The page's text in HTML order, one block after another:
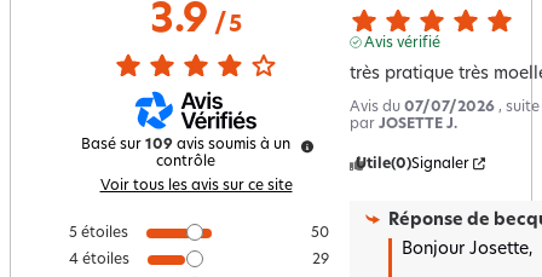
3.9/ 5
Basé sur 109 avis soumis à un
contrôle
Voir tous les avis sur ce site
5 étoiles
50
4 étoiles
29
Avis vérifié
très pratique très
Avis du 07/07/2026 ,
par JOSETTE J.
Utile(0)Signaler
Réponse de
Bonjour Josette,